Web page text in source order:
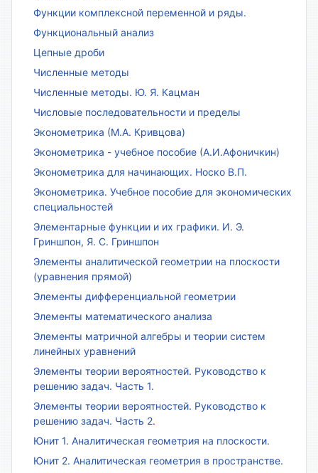
Функции комплексной переменной и ряды.
Функциональный анализ
Цепные дроби
Численные методы
Численные методы. Ю. Я. Кацман
Числовые последовательности и пределы
Эконометрика (М.А. Кривцова)
Эконометрика - учебное пособие (А.И.Афоничкин)
Эконометрика для начинающих. Носко В.П.
Эконометрика. Учебное пособие для экономических
специальностей
Элементарные функции и их графики. И. Э.
Гриншпон, Я. С. Гриншпон
Элементы аналитической геометрии на плоскости
(уравнения прямой)
Элементы дифференциальной геометрии
Элементы математического анализа
Элементы матричной алгебры и теории систем
линейных уравнений
Элементы теории вероятностей. Руководство к
решению задач. Часть 1.
Элементы теории вероятностей. Руководство к
решению задач. Часть 2.
Юнит 1. Аналитическая геометрия на плоскости.
Юнит 2. Аналитическая геометрия в пространстве.